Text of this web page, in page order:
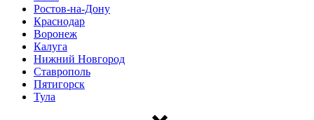
Ростов-на-Дону
Краснодар
Воронеж
Калуга
Нижний Новгород
Ставрополь
Пятигорск
Тула